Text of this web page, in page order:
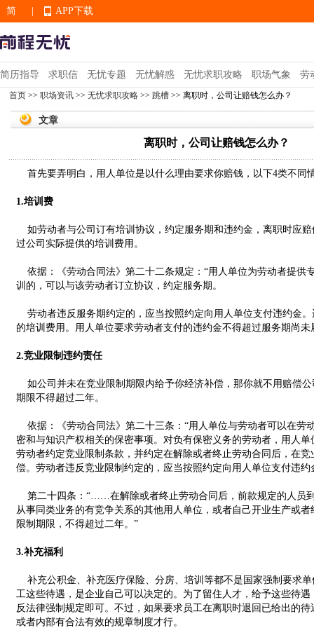
简
EN
APP下载
APP下载
简历指导 求职信 无忧专题 无忧解惑 无忧求职攻略 职场气象 劳
首页 >> 职场资讯 >> 无忧求职攻略 >> 跳槽 >> 离职时，公司让赔钱怎么办？
文章
离职时，公司让赔钱怎么办？
首先要弄明白，用人单位是以什么理由要求你赔钱，以下4类不同
1.培训费
如劳动者与公司订有培训协议，约定服务期和违约金，离职时应
过公司实际提供的培训费用。
依据：《劳动合同法》第二十二条规定：“用人单位为劳动者提供
训的，可以与该劳动者订立协议，约定服务期。
劳动者违反服务期约定的，应当按照约定向用人单位支付违约金
的培训费用。用人单位要求劳动者支付的违约金不得超过服务期尚
2.竞业限制违约责任
如公司并未在竞业限制期限内给予你经济补偿，那你就不用赔偿
期限不得超过二年。
依据：《劳动合同法》第二十三条：“用人单位与劳动者可以在劳
密和与知识产权相关的保密事项。对负有保密义务的劳动者，用人
劳动者约定竞业限制条款，并约定在解除或者终止劳动合同后，在
偿。劳动者违反竞业限制约定的，应当按照约定向用人单位支付违约
第二十四条：“……在解除或者终止劳动合同后，前款规定的人员
从事同类业务的有竞争关系的其他用人单位，或者自己开业生产或
限制期限，不得超过二年。”
3.补充福利
补充公积金、补充医疗保险、分房、培训等都不是国家强制要求
工这些待遇，是企业自己可以决定的。为了留住人才，给予这些待
反法律强制规定即可。不过，如果要求员工在离职时退回已给出的
或者内部有合法有效的规章制度才行。